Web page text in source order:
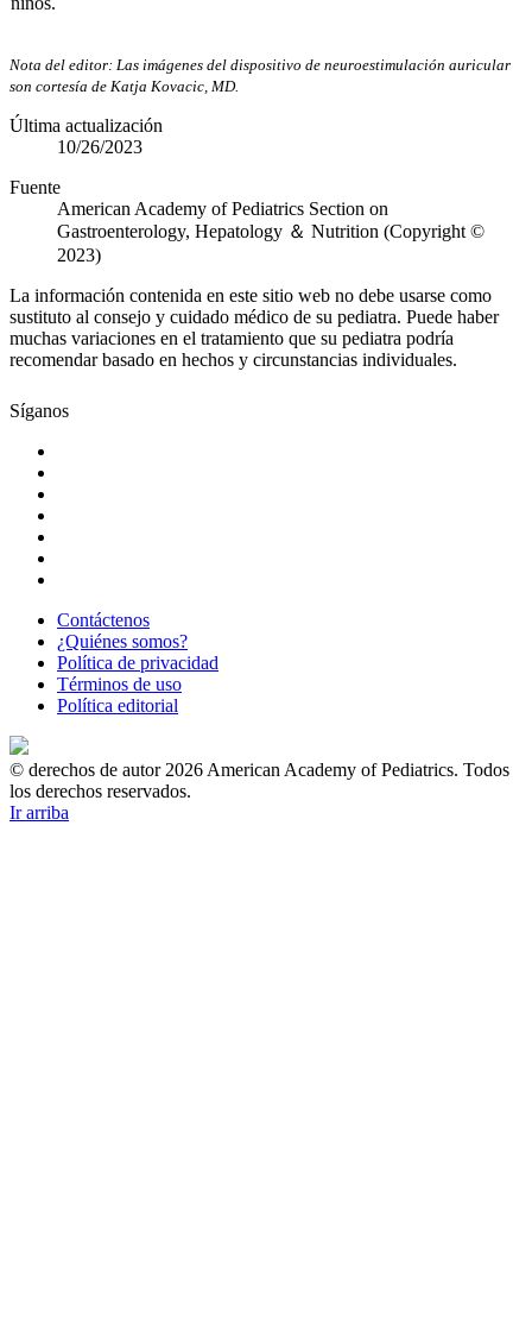
Nota del editor: Las imágenes del dispositivo de neuroestimulación auricular
son cortesía de Katja Kovacic, MD.
Última actualización
10/26/2023
Fuente
American Academy of Pediatrics Section on
Gastroenterology, Hepatology ＆ Nutrition (Copyright ©
2023)
La información contenida en este sitio web no debe usarse como
sustituto al consejo y cuidado médico de su pediatra. Puede haber
muchas variaciones en el tratamiento que su pediatra podría
recomendar basado en hechos y circunstancias individuales.
Síganos
Contáctenos
¿Quiénes somos?
Política de privacidad
Términos de uso
Política editorial
© derechos de autor 2026 American Academy of Pediatrics. Todos
los derechos reservados.
Ir arriba